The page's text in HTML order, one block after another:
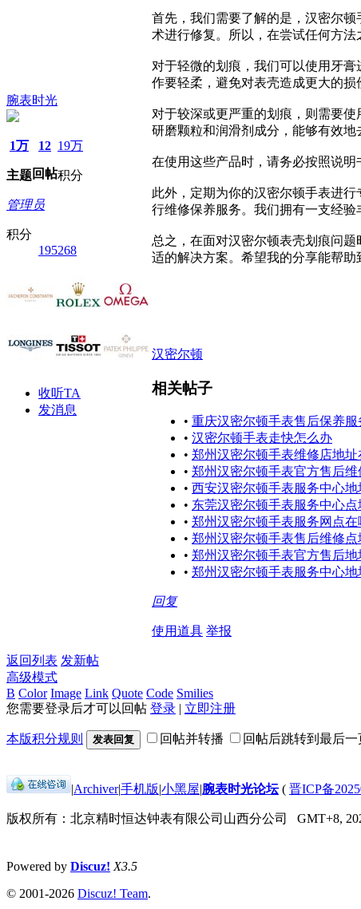
腕表时光
1万
主题
12
回帖
19万
积分
管理员
积分
195268
收听TA
发消息
首先，我们需要了解的是，汉密尔
术进行修复。所以，在尝试任何方法
对于轻微的划痕，我们可以使用牙
作要轻柔，避免对表壳造成更大的损
对于较深或更严重的划痕，则需要
研磨颗粒和润滑剂成分，能够有效地
在使用这些产品时，请务必按照说
此外，定期为你的汉密尔顿手表进
行维修保养服务。我们拥有一支经
总之，在面对汉密尔顿表壳划痕问
适的解决方案。希望我的分享能帮
汉密尔顿
相关帖子
• 重庆汉密尔顿手表售后保养服
• 汉密尔顿手表走快怎么办
• 郑州汉密尔顿手表维修店地址
• 郑州汉密尔顿手表官方售后维
• 西安汉密尔顿手表服务中心地
• 东莞汉密尔顿手表服务中心
• 郑州汉密尔顿手表服务网点在
• 郑州汉密尔顿手表售后维修
• 郑州汉密尔顿手表官方售后地
• 郑州汉密尔顿手表服务中心地
回复
使用道具 举报
返回列表 发新帖
高级模式
B Color Image Link Quote Code Smilies
您需要登录后才可以回帖 登录 | 立即注册
本版积分规则 发表回复 回帖并转播 回帖后跳转到最后一
|Archiver|手机版|小黑屋|腕表时光论坛( 晋ICP备
版权所有：北京精时恒达钟表有限公司山西分公司 GMT+8,
Powered by Discuz! X3.5
© 2001-2026 Discuz! Team.